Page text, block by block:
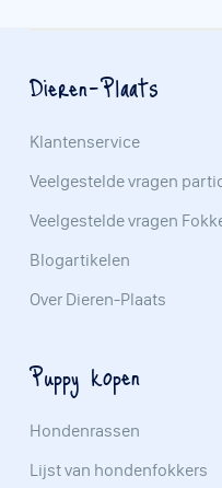
Dieren-Plaats
Klantenservice
Veelgestelde vragen
Veelgestelde vragen
Blogartikelen
Over Dieren-Plaats
Puppy kopen
Hondenrassen
Lijst van hondenfokkers